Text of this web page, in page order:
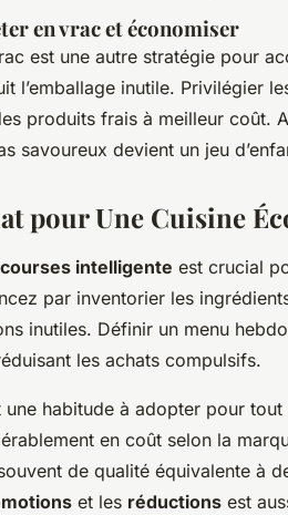
en vrac et économiser
est une autre stratégie pour
l’emballage inutile. Privilégier
produits frais à meilleur coût.
savoureux devient un jeu
pour Une Cuisine
intelligente est crucial
par inventorier les
inutiles. Définir un menu
les achats compulsifs.
habitude à adopter pour
en coût selon la
de qualité équivalente à
et les réductions est